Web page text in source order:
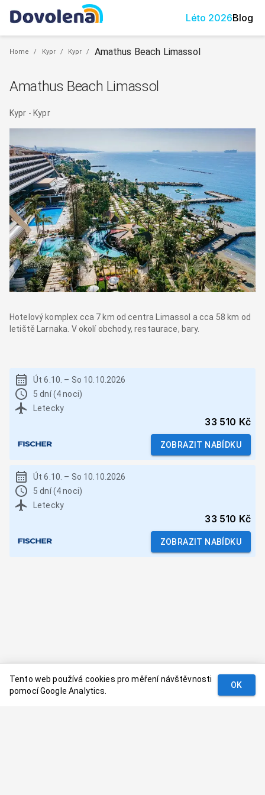
Léto 2026Blog
Home / Kypr / Kypr / Amathus Beach Limassol
Amathus Beach Limassol
Kypr - Kypr
Hotelový komplex cca 7 km od centra Limassol a cca 58 km od
letiště Larnaka. V okolí obchody, restaurace, bary.
Út 6.10. – So 10.10.2026
5 dní (4 noci)
Letecky
33 510 Kč
ZOBRAZIT NABÍDKU
Út 6.10. – So 10.10.2026
5 dní (4 noci)
Letecky
33 510 Kč
ZOBRAZIT NABÍDKU
Tento web používá cookies pro měření návštěvnosti
pomocí Google Analytics.
OK